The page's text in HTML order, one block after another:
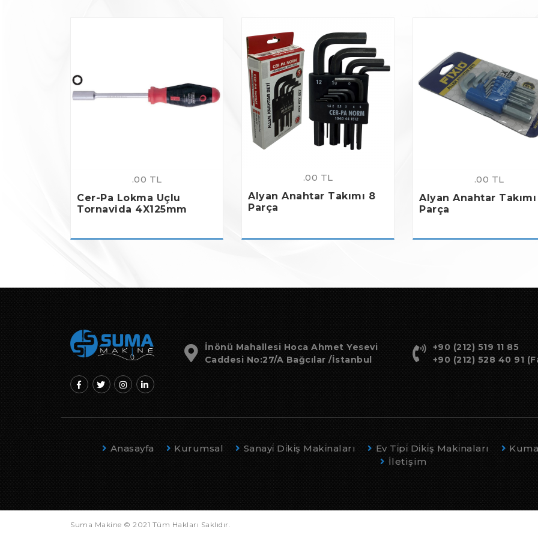
.00 TL
Cer-Pa Lokma Uçlu
Tornavida 4X125mm
.00 TL
Alyan Anahtar Takımı 8
Parça
.00 TL
Alyan Anahtar
Parça
İnönü Mahallesi Hoca Ahmet Yesevi
Caddesi No:27/A Bağcılar /İstanbul
+90 (212) 519 11 85
+90 (212) 528 40 91
Anasayfa Kurumsal Sanayi̇ Di̇ki̇ş Maki̇naları Ev Ti̇pi̇ Di̇ki̇ş Maki̇naları
İletişim
Suma Makine © 2021 Tüm Hakları Saklıdır.